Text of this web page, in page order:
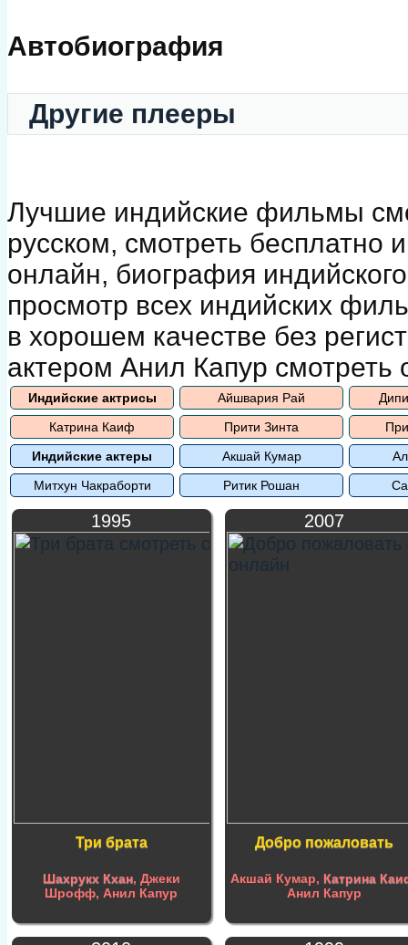
Автобиография
Другие плееры
Лучшие индийские фильмы
русском, смотреть
онлайн, биография
просмотр всех индийских
в хорошем качестве без
актером Анил Капур смотреть
Индийские актрисы Айшвария Рай
Катрина Каиф
Прити Зинта
Индийские актеры
Акшай Кумар
Митхун Чакраборти
Ритик Рошан
1995
Три брата
Шахрукх Кхан, Джеки
Шрофф, Анил Капур
2007
Добро пожаловать
Акшай Кумар,Катрина
Анил Капур